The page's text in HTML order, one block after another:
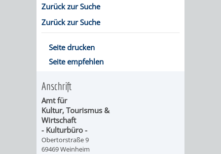
Zurück zur Suche
Zurück zur Suche
Seite drucken
Seite empfehlen
Anschrift
Amt für
Kultur, Tourismus &
Wirtschaft
- Kulturbüro -
Obertorstraße 9
69469 Weinheim